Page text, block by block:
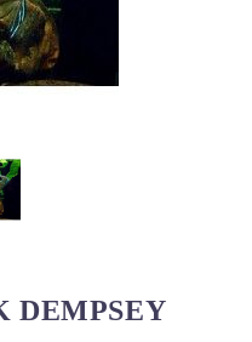
DEMPSEY